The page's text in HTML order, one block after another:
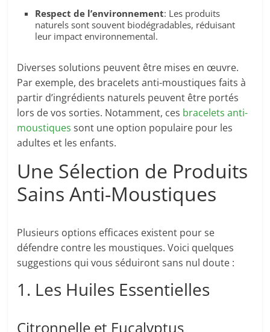
Respect de l’environnement: Les produits
naturels sont souvent biodégradables, réduisant
leur impact environnemental.
Diverses solutions peuvent être mises en œuvre.
Par exemple, des bracelets anti-moustiques faits à
partir d’ingrédients naturels peuvent être portés
lors de vos sorties. Notamment, ces bracelets anti-
moustiques sont une option populaire pour les
adultes et les enfants.
Une Sélection de Produits
Sains Anti-Moustiques
Plusieurs options efficaces existent pour se
défendre contre les moustiques. Voici quelques
suggestions qui vous séduiront sans nul doute :
1. Les Huiles Essentielles
Citronnelle et Eucalyptus